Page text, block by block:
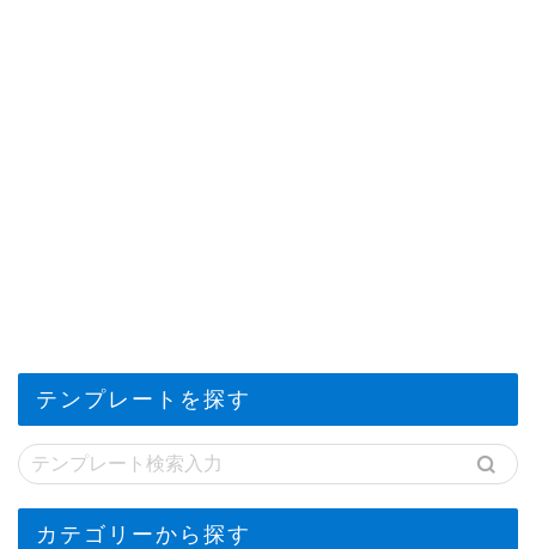
テンプレートを探す
カテゴリーから探す